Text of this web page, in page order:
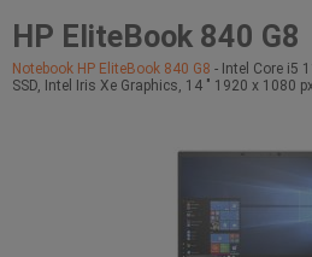
HP EliteBook 840 G8
Notebook HP EliteBook 840 G8 - Intel Core i5
SSD, Intel Iris Xe Graphics, 14 " 1920 x 1080